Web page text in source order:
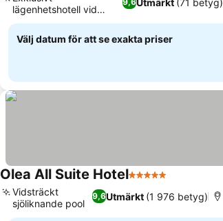
lägenhetshotell vid
stranden
Välj datum för att se exakta priser
Olea All Suite Hotel5 Stjärnor
9,6Utmärkt (1 976 betyg)
Vidsträckt
sjöliknande pool